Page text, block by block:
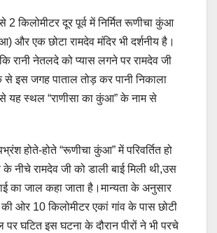
से 2 किलोमीटर दूर पूर्व में निर्मित रूणीचा कुंआ
और एक छोटा रामदेव मंदिर भी दर्शनीय है।
रानी नेतलदे को प्यास लगने पर रामदेव जी
इस जगह पाताल तोड़ कर पानी निकाला
यह स्थल “राणीसा का कुंआ” के नाम से
होते-होते “रूणीचा कुंआ” में परिवर्तित हो
नीचे रामदेव जी को डाली बाई मिली थी,उस
का जाल कहा जाता है।मान्यता के अनुसार
की ओर 10 किलोमीटर एकां गांव के पास छोटी
पर घटित इस घटना के दौरान पीरों ने भी परचे